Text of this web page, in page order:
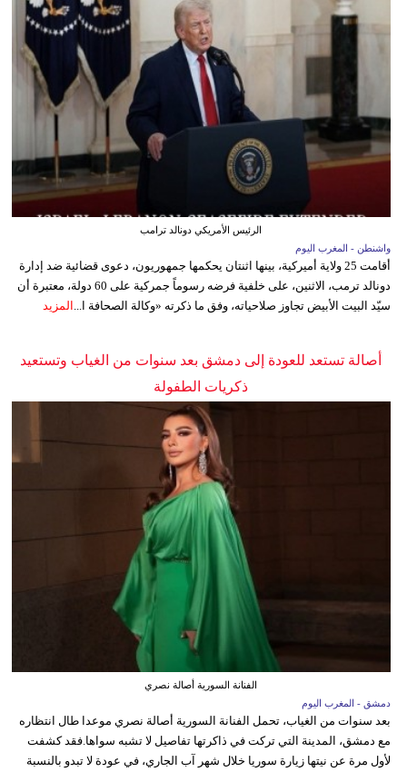
الرئيس الأمريكي دونالد ترامب
واشنطن - المغرب اليوم
أقامت 25 ولاية أميركية، بينها اثنتان يحكمها جمهوريون، دعوى قضائية ضد إدارة
دونالد ترمب، الاثنين، على خلفية فرضه رسوماً جمركية على 60 دولة، معتبرة أن
سيّد البيت الأبيض تجاوز صلاحياته، وفق ما ذكرته «وكالة الصحافة ا...
المزيد
أصالة تستعد للعودة إلى دمشق بعد سنوات من الغياب وتستعيد
ذكريات الطفولة
الفنانة السورية أصالة نصري
دمشق - المغرب اليوم
بعد سنوات من الغياب، تحمل الفنانة السورية أصالة نصري موعدا طال انتظاره
مع دمشق، المدينة التي تركت في ذاكرتها تفاصيل لا تشبه سواها.فقد كشفت
لأول مرة عن نيتها زيارة سوريا خلال شهر آب الجاري، في عودة لا تبدو بالنسبة